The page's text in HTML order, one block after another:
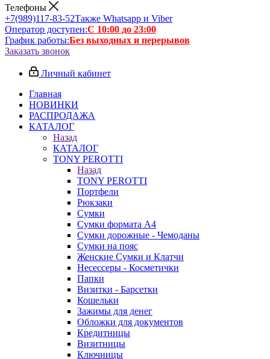
Телефоны
+7(989)117-83-52Также Whatsapp и Viber
Оператор доступен:С 10:00 до 23:00
График работы:Без выходных и перерывов
Заказать звонок
Личный кабинет
Главная
НОВИНКИ
РАСПРОДАЖА
КАТАЛОГ
Назад
КАТАЛОГ
TONY PEROTTI
Назад
TONY PEROTTI
Портфели
Рюкзаки
Сумки
Сумки формата А4
Сумки дорожные - Чемоданы
Сумки на пояс
Женские Сумки и Клатчи
Несессеры - Косметички
Папки
Визитки - Барсетки
Кошельки
Зажимы для денег
Обложки для документов
Кредитницы
Визитницы
Ключницы